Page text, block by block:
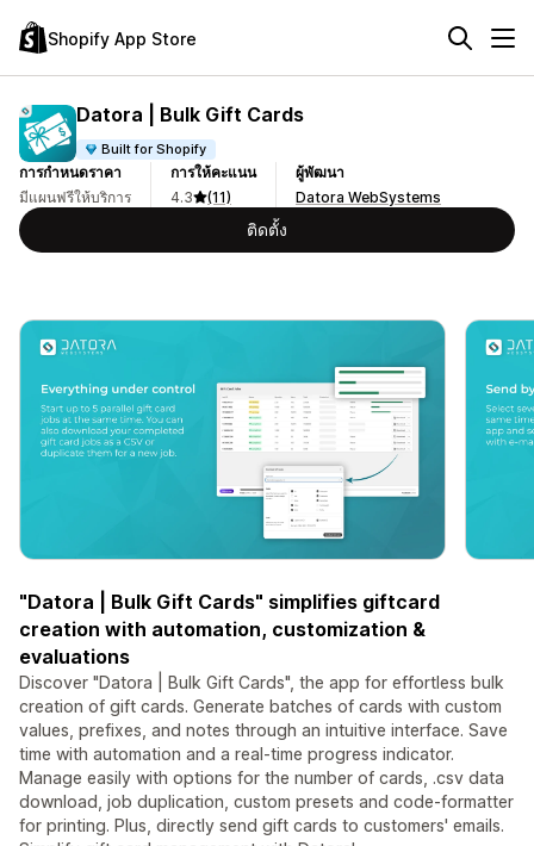
Shopify App Store
Datora | Bulk Gift Cards
Built for Shopify
การกำหนดราคา
มีแผนฟรีให้บริการ
การให้คะแนน
4.3
(11)
ผู้พัฒนา
Datora WebSystems
ติดตั้ง
"Datora | Bulk Gift Cards" simplifies giftcard
creation with automation, customization &
evaluations
Discover "Datora | Bulk Gift Cards", the app for effortless bulk
creation of gift cards. Generate batches of cards with custom
values, prefixes, and notes through an intuitive interface. Save
time with automation and a real-time progress indicator.
Manage easily with options for the number of cards, .csv data
download, job duplication, custom presets and code-formatter
for printing. Plus, directly send gift cards to customers' emails.